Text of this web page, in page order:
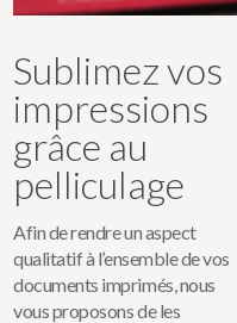
Sublimez vos
impressions
grâce au
pelliculage
Afin de rendre un aspect
qualitatif à l’ensemble de vos
documents imprimés, nous
vous proposons de les